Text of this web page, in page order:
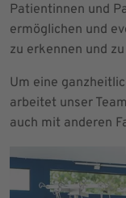
Patientinnen und
ermöglichen und
zu erkennen und
Um eine
arbeitet unser
auch mit anderen